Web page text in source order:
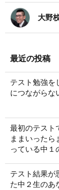
大野
最近の投稿
テスト勉強を
につながらな
最初のテスト
ままいったら
っている中１
テスト結果が
た中２生のあ